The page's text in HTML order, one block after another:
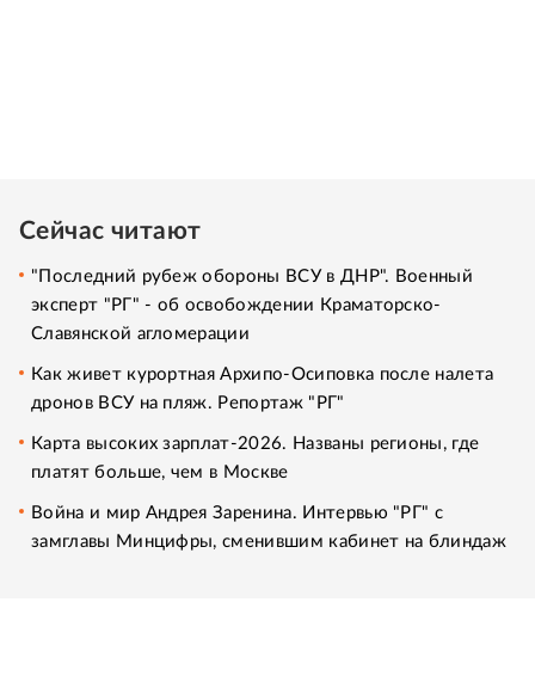
Сейчас читают
"Последний рубеж обороны ВСУ в ДНР". Военный
эксперт "РГ" - об освобождении Краматорско-
Славянской агломерации
Как живет курортная Архипо-Осиповка после налета
дронов ВСУ на пляж. Репортаж "РГ"
Карта высоких зарплат-2026. Названы регионы, где
платят больше, чем в Москве
Война и мир Андрея Заренина. Интервью "РГ" с
замглавы Минцифры, сменившим кабинет на блиндаж